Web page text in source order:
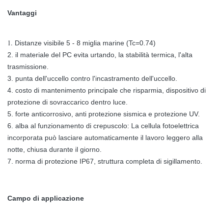
Vantaggi
1. Distanze visibile 5 - 8 miglia marine (Tc=0.74)
2. il materiale del PC evita urtando, la stabilità termica, l'alta
trasmissione.
3. punta dell'uccello contro l'incastramento dell'uccello.
4. costo di mantenimento principale che risparmia, dispositivo di
protezione di sovraccarico dentro luce.
5. forte anticorrosivo, anti protezione sismica e protezione UV.
6. alba al funzionamento di crepuscolo: La cellula fotoelettrica
incorporata può lasciare automaticamente il lavoro leggero alla
notte, chiusa durante il giorno.
7. norma di protezione IP67, struttura completa di sigillamento.
Campo di applicazione